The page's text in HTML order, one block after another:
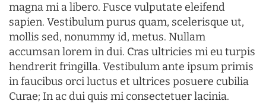
magna mi a libero. Fusce vulputate eleifend
sapien. Vestibulum purus quam, scelerisque ut,
mollis sed, nonummy id, metus. Nullam
accumsan lorem in dui. Cras ultricies mi eu turpis
hendrerit fringilla. Vestibulum ante ipsum primis
in faucibus orci luctus et ultrices posuere cubilia
Curae; In ac dui quis mi consectetuer lacinia.